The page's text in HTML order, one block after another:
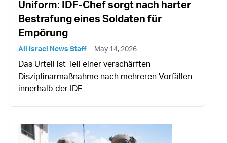
Uniform: IDF-Chef sorgt nach harter
Bestrafung eines Soldaten für
Empörung
All Israel News Staff May 14, 2026
Das Urteil ist Teil einer verschärften
Disziplinarmaßnahme nach mehreren Vorfällen
innerhalb der IDF